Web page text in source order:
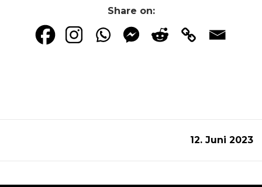
Share on:
12. Juni 2023